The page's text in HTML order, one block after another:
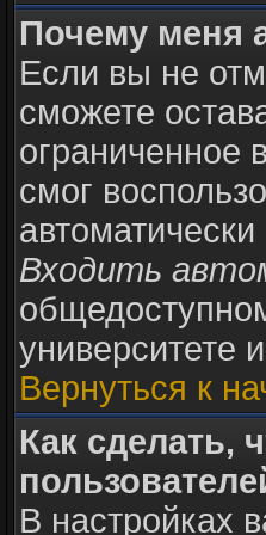
Почему меня
Если вы не
сможете
ограниченное
смог
Входить
университете
Вернуться к
Как сделать,
В настройках